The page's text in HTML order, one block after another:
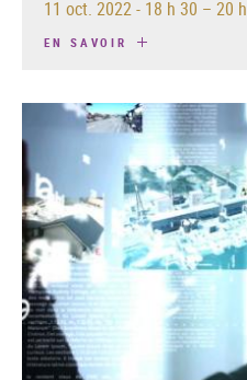
11 oct. 2022- 18 h 30 – 20 h
EN SAVOIR